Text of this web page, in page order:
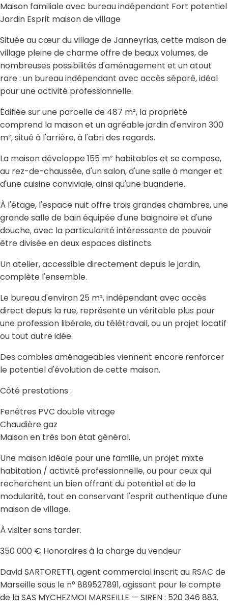
Maison familiale avec bureau indépendant Fort potentiel
Jardin Esprit maison de village
Située au cœur du village de Janneyrias, cette maison de
village pleine de charme offre de beaux volumes, de
nombreuses possibilités d'aménagement et un atout
rare : un bureau indépendant avec accès séparé, idéal
pour une activité professionnelle.
Édifiée sur une parcelle de 487 m², la propriété
comprend la maison et un agréable jardin d'environ 300
m², situé à l'arrière, à l'abri des regards.
La maison développe 155 m² habitables et se compose,
au rez-de-chaussée, d'un salon, d'une salle à manger et
d'une cuisine conviviale, ainsi qu'une buanderie.
À l'étage, l'espace nuit offre trois grandes chambres, une
grande salle de bain équipée d'une baignoire et d'une
douche, avec la particularité intéressante de pouvoir
être divisée en deux espaces distincts.
Un atelier, accessible directement depuis le jardin,
complète l'ensemble.
Le bureau d'environ 25 m², indépendant avec accès
direct depuis la rue, représente un véritable plus pour
une profession libérale, du télétravail, ou un projet locatif
ou tout autre idée.
Des combles aménageables viennent encore renforcer
le potentiel d'évolution de cette maison.
Côté prestations :
Fenêtres PVC double vitrage
Chaudière gaz
Maison en très bon état général.
Une maison idéale pour une famille, un projet mixte
habitation / activité professionnelle, ou pour ceux qui
recherchent un bien offrant du potentiel et de la
modularité, tout en conservant l'esprit authentique d'une
maison de village.
À visiter sans tarder.
350 000 € Honoraires à la charge du vendeur
David SARTORETTI, agent commercial inscrit au RSAC de
Marseillesous le n° 889527891, agissant pour le compte
de laSAS MYCHEZMOI MARSEILLE — SIREN : 520 346 883.